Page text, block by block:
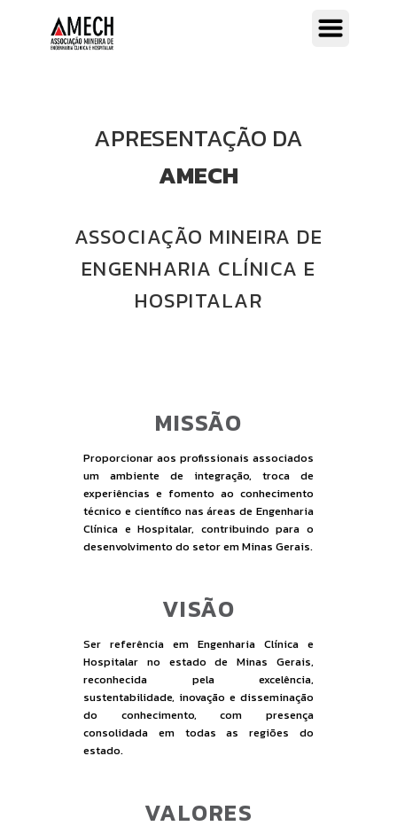
APRESENTAÇÃO DA
AMECH
ASSOCIAÇÃO MINEIRA DE
ENGENHARIA CLÍNICA E
HOSPITALAR
MISSÃO
Proporcionar aos profissionais associados
um ambiente de integração, troca de
experiências e fomento ao conhecimento
técnico e científico nas áreas de Engenharia
Clínica e Hospitalar, contribuindo para o
desenvolvimento do setor em Minas Gerais.
VISÃO
Ser referência em Engenharia Clínica e
Hospitalar no estado de Minas Gerais,
reconhecida pela excelência,
sustentabilidade, inovação e disseminação
do conhecimento, com presença
consolidada em todas as regiões do
estado.
VALORES